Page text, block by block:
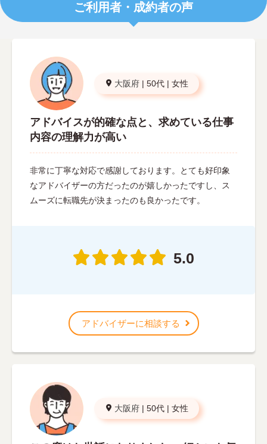
ご利用者・成約者の声
大阪府 | 50代 | 女性
アドバイスが的確な点と、求めている仕事
内容の理解力が高い
非常に丁寧な対応で感謝しております。とても好印象
なアドバイザーの方だったのが嬉しかったですし、ス
ムーズに転職先が決まったのも良かったです。
5.0
アドバイザーに相談する
大阪府 | 50代 | 女性